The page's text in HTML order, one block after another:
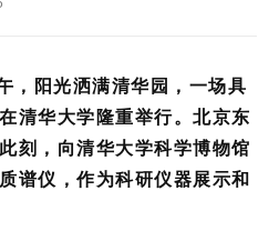
，阳光洒满清华园，一场具
清华大学隆重举行。北京东
刻，向清华大学科学博物馆
谱仪，作为科研仪器展示和